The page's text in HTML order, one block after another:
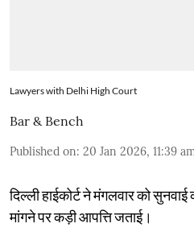
Lawyers with Delhi High Court
Bar & Bench
Published on: 20 Jan 2026, 11:39
दिल्ली हाईकोर्ट ने मंगलवार को सुनवाई
मांगने पर कड़ी आपत्ति जताई।